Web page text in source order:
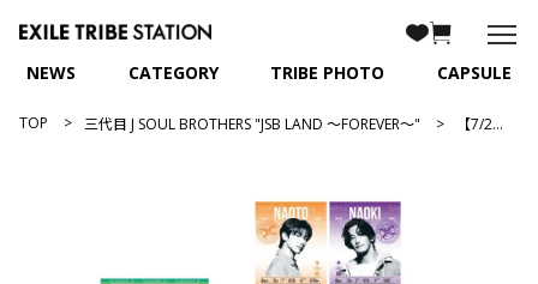
NEWS CATEGORY TRIBE PHOTO CAPSULE
TOP 三代目 J SOUL BROTHERS "JSB LAND ～FOREVER～" 【7/2大阪】JSB LAND ～FOREVER～ 御楽印2枚セット